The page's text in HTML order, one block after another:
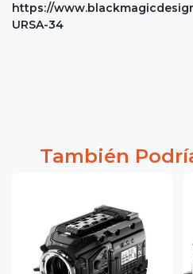
https://
URSA-34
También